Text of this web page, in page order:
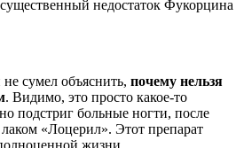
недостаток Фукорцина
сумел объяснить, почему нельзя
. Видимо, это просто какое-то
подстриг больные ногти, после
лаком «Лоцерил». Этот препарат